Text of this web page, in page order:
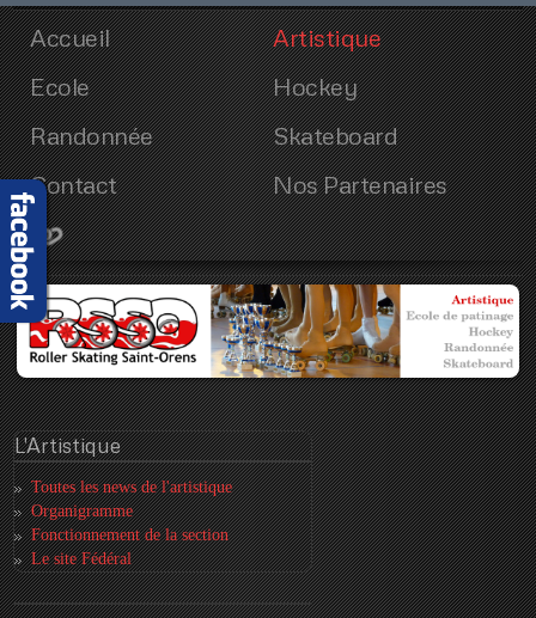
Accueil
Artistique
Ecole
Hockey
Randonnée
Skateboard
Contact
Nos Partenaires
L'Artistique
Toutes les news de l'artistique
Organigramme
Fonctionnement de la section
Le site Fédéral